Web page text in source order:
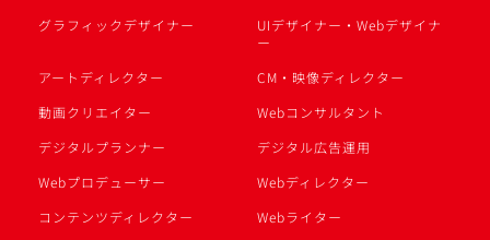
グラフィックデザイナー
UIデザイナー・Webデザイナ
ー
アートディレクター
CM・映像ディレクター
動画クリエイター
Webコンサルタント
デジタルプランナー
デジタル広告運用
Webプロデューサー
Webディレクター
コンテンツディレクター
Webライター